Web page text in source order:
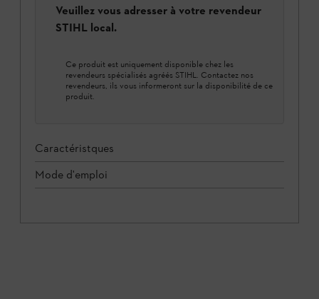
Veuillez vous adresser à votre revendeur
STIHL local.
Ce produit est uniquement disponible chez les
revendeurs spécialisés agréés STIHL. Contactez nos
revendeurs, ils vous informeront sur la disponibilité de ce
produit.
Caractéristques
Mode d'emploi